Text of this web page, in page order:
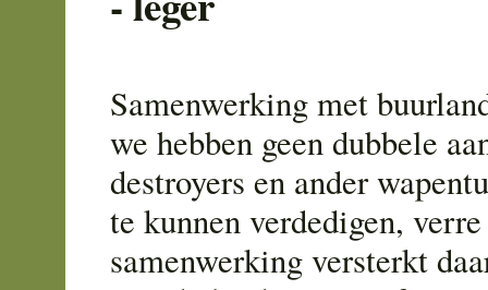
Samenwerking met
we hebben geen dubbele
destroyers en ander
te kunnen verdedigen, verre
samenwerking versterkt